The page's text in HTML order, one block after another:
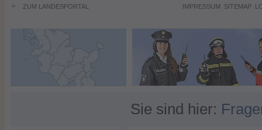
ZUM LANDESPORTAL IMPRESSUM SITEMAP
Sie sind hier: